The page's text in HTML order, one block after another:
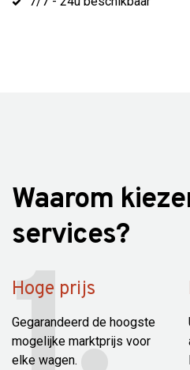
Waarom
services?
Hoge prijs
Gegarandeerd de hoogste
mogelijke marktprijs voor
elke wagen.